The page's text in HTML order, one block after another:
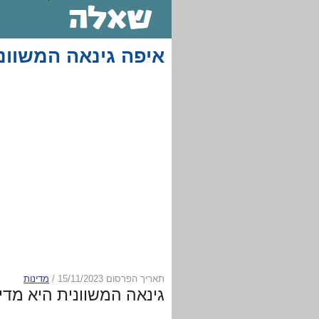
איפה גינאה
תאריך הפרסום 15/11/2023 / מדינות
גינאה המשוונית היא